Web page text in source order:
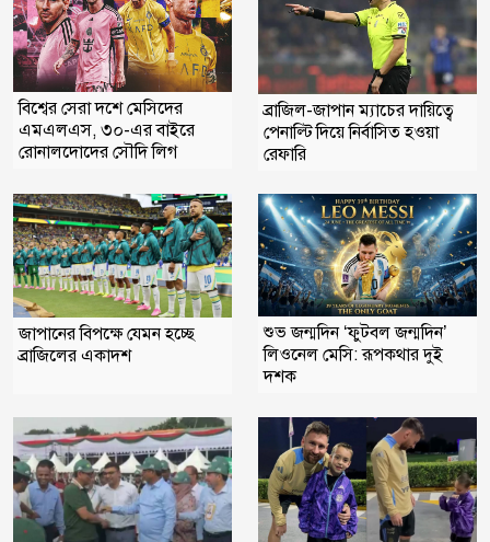
বিশ্বের সেরা দশে মেসিদের
এমএলএস, ৩০-এর বাইরে
রোনালদোদের সৌদি লিগ
ব্রাজিল-জাপান ম্যাচের দায়িত্বে
পেনাল্টি দিয়ে নির্বাসিত হওয়া
রেফারি
জাপানের বিপক্ষে যেমন হচ্ছে
ব্রাজিলের একাদশ
শুভ জন্মদিন ‘ফুটবল জন্মদিন’
লিওনেল মেসি: রূপকথার দুই
দশক